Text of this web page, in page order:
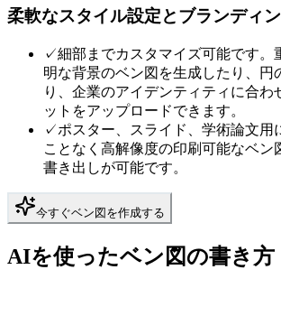
柔軟なスタイル設定とブランディ
✓細部までカスタマイズ可能です。
明な背景のベン図を生成したり、円
り、企業のアイデンティティに合わ
ットをアップロードできます。
✓ポスター、スライド、学術論文用
ことなく高解像度の印刷可能なベン
書き出しが可能です。
今すぐベン図を作成する
AIを使ったベン図の書き方